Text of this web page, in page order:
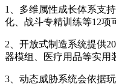
1、多维属性成长体系支
化、战斗专精训练等12项
2、开放式制造系统提供
器模组、医疗用品等实用
3、动态威胁系统会依据